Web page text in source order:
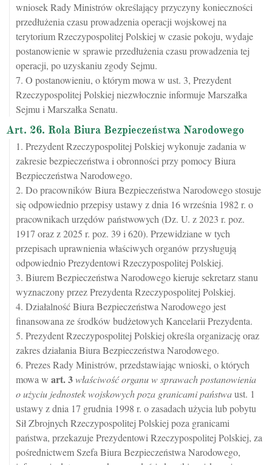
wniosek Rady Ministrów określający przyczyny konieczności
przedłużenia czasu prowadzenia operacji wojskowej na
terytorium Rzeczypospolitej Polskiej w czasie pokoju, wydaje
postanowienie w sprawie przedłużenia czasu prowadzenia tej
operacji, po uzyskaniu zgody Sejmu.
7. O postanowieniu, o którym mowa w ust. 3, Prezydent
Rzeczypospolitej Polskiej niezwłocznie informuje Marszałka
Sejmu i Marszałka Senatu.
Art. 26. Rola Biura Bezpieczeństwa Narodowego
1. Prezydent Rzeczypospolitej Polskiej wykonuje zadania w
zakresie bezpieczeństwa i obronności przy pomocy Biura
Bezpieczeństwa Narodowego.
2. Do pracowników Biura Bezpieczeństwa Narodowego stosuje
się odpowiednio przepisy ustawy z dnia 16 września 1982 r. o
pracownikach urzędów państwowych (Dz. U. z 2023 r. poz.
1917 oraz z 2025 r. poz. 39 i 620). Przewidziane w tych
przepisach uprawnienia właściwych organów przysługują
odpowiednio Prezydentowi Rzeczypospolitej Polskiej.
3. Biurem Bezpieczeństwa Narodowego kieruje sekretarz stanu
wyznaczony przez Prezydenta Rzeczypospolitej Polskiej.
4. Działalność Biura Bezpieczeństwa Narodowego jest
finansowana ze środków budżetowych Kancelarii Prezydenta.
5. Prezydent Rzeczypospolitej Polskiej określa organizację oraz
zakres działania Biura Bezpieczeństwa Narodowego.
6. Prezes Rady Ministrów, przedstawiając wnioski, o których
mowa w art.3właściwość organu w sprawach postanowienia
o użyciu jednostek wojskowych poza granicami państwaust. 1
ustawy z dnia 17 grudnia 1998 r. o zasadach użycia lub pobytu
Sił Zbrojnych Rzeczypospolitej Polskiej poza granicami
państwa, przekazuje Prezydentowi Rzeczypospolitej Polskiej, za
pośrednictwem Szefa Biura Bezpieczeństwa Narodowego,